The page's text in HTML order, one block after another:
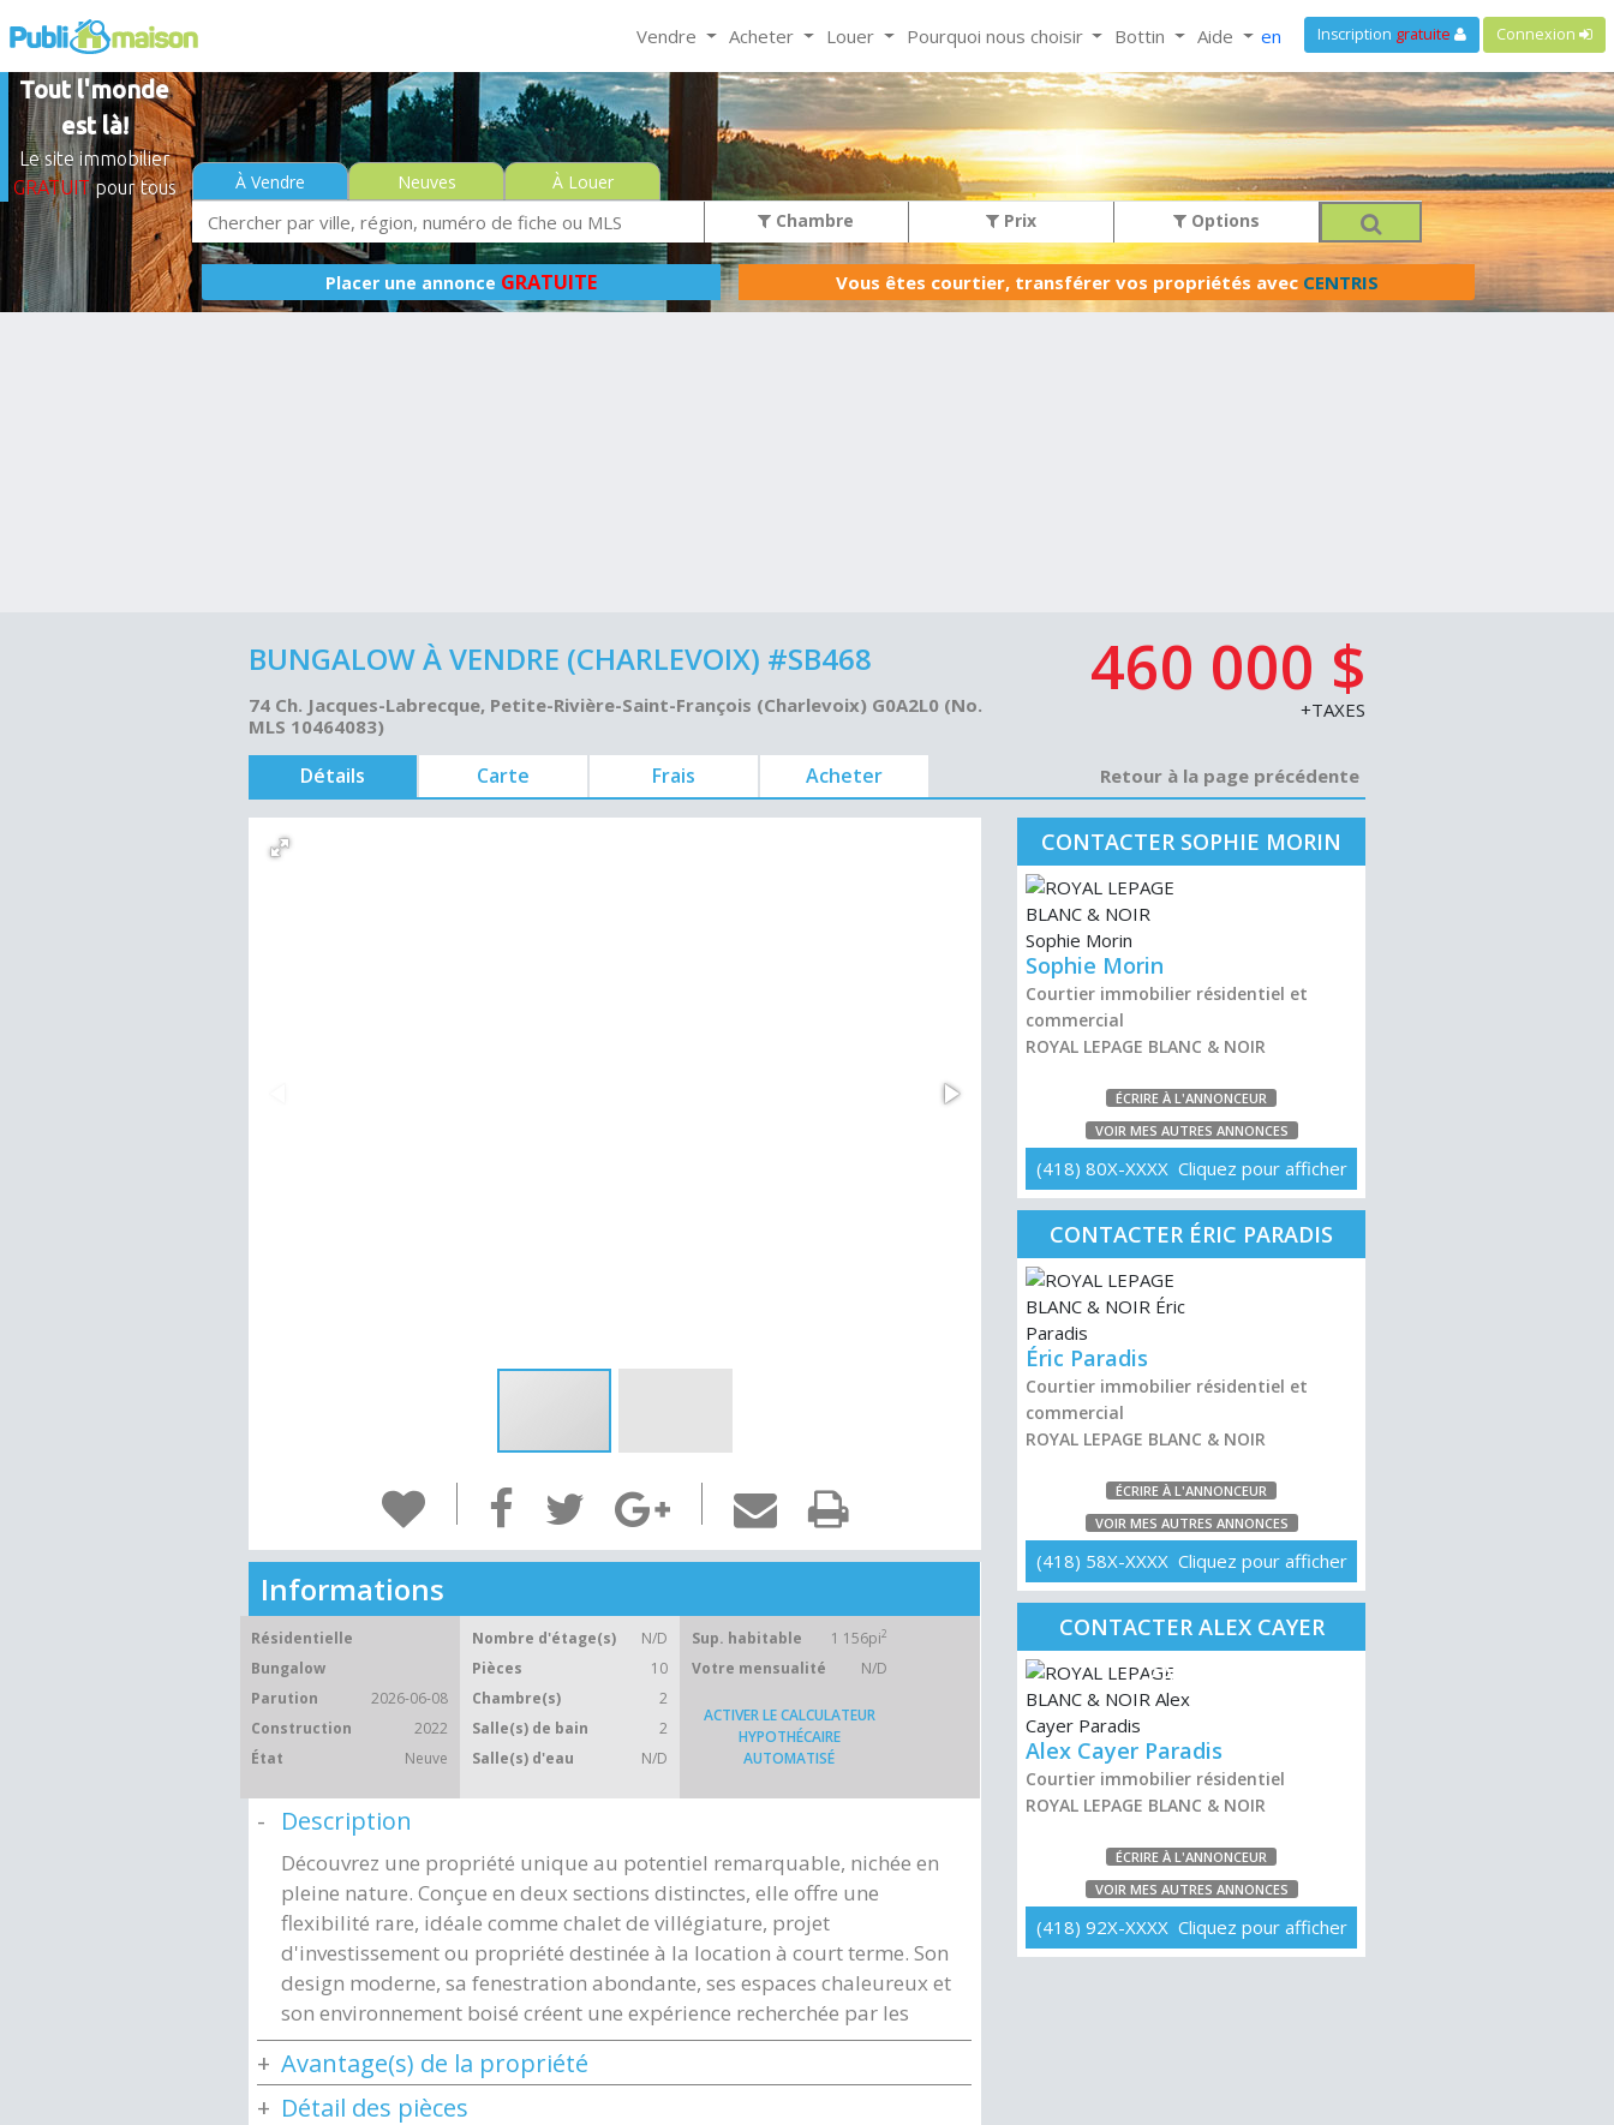
Tout l'monde
est là!
Le site immobilier
GRATUITpour tous
Vendre Acheter Louer Pourquoi nous choisir Bottin Aide en Inscription gratuite Connexion
À Vendre Neuves
À Louer
Chambre
Prix Options
Placer une annonce GRATUITE Vous êtes courtier, transférer vos propriétés avec CENTRIS
BUNGALOW À VENDRE (CHARLEVOIX) #SB468
74 Ch. Jacques-Labrecque, Petite-Rivière-Saint-François (Charlevoix) G0A2L0 (No.
MLS 10464083)
460 000 $
+TAXES
Détails Carte Frais Acheter Retour à la page précédente
Informations
Résidentielle
Bungalow
Parution
2026-06-08
Construction
2022
État
Neuve
Nombre d'étage(s)
N/D
Pièces
10
Chambre(s)
2
Salle(s) de bain
2
Salle(s) d'eau
N/D
Sup. habitable 1 156pi2
Votre mensualité N/D
ACTIVER LE CALCULATEUR
HYPOTHÉCAIRE
AUTOMATISÉ
Description
Découvrez une propriété unique au potentiel remarquable, nichée en
pleine nature. Conçue en deux sections distinctes, elle offre une
flexibilité rare, idéale comme chalet de villégiature, projet
d'investissement ou propriété destinée à la location à court terme. Son
design moderne, sa fenestration abondante, ses espaces chaleureux et
son environnement boisé créent une expérience recherchée par les
Avantage(s) de la propriété
Détail des pièces
CONTACTER SOPHIE MORIN
Sophie Morin
Courtier immobilier résidentiel et
commercial
ROYAL LEPAGE BLANC & NOIR
ÉCRIRE À L'ANNONCEUR
VOIR MES AUTRES ANNONCES
(418) 80X-XXXX Cliquez pour afficher
CONTACTER ÉRIC PARADIS
Éric Paradis
Courtier immobilier résidentiel et
commercial
ROYAL LEPAGE BLANC & NOIR
ÉCRIRE À L'ANNONCEUR
VOIR MES AUTRES ANNONCES
(418) 58X-XXXX Cliquez pour afficher
CONTACTER ALEX CAYER
PARADIS
Alex Cayer Paradis
Courtier immobilier résidentiel
ROYAL LEPAGE BLANC & NOIR
ÉCRIRE À L'ANNONCEUR
VOIR MES AUTRES ANNONCES
(418) 92X-XXXX Cliquez pour afficher